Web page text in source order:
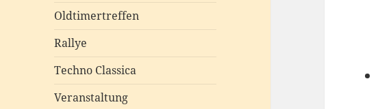
Oldtimertreffen
Rallye
Techno Classica
Veranstaltung